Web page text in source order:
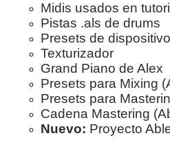
Midis usados en
Pistas .als de drums
Presets de
Texturizador
Grand Piano de Alex
Presets para Mixing
Presets para
Cadena Mastering
Nuevo: Proyecto